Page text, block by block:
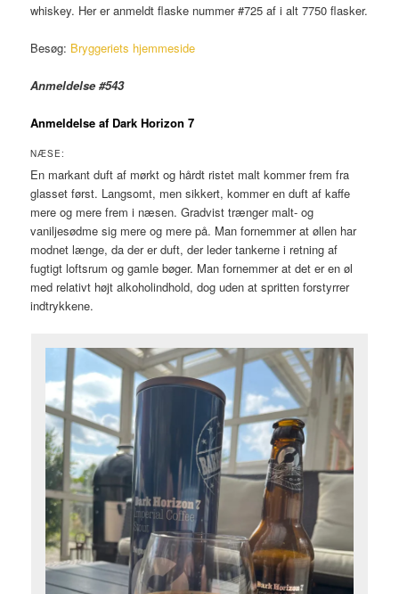
whiskey. Her er anmeldt flaske nummer #725 af i alt 7750 flasker.
Besøg: Bryggeriets hjemmeside
Anmeldelse #543
Anmeldelse af Dark Horizon 7
NÆSE:
En markant duft af mørkt og hårdt ristet malt kommer frem fra
glasset først. Langsomt, men sikkert, kommer en duft af kaffe
mere og mere frem i næsen. Gradvist trænger malt- og
vaniljesødme sig mere og mere på. Man fornemmer at øllen har
modnet længe, da der er duft, der leder tankerne i retning af
fugtigt loftsrum og gamle bøger. Man fornemmer at det er en øl
med relativt højt alkoholindhold, dog uden at spritten forstyrrer
indtrykkene.